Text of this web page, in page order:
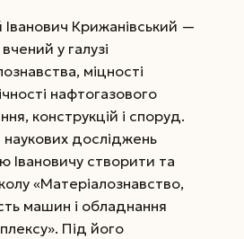
Іванович Крижанівський —
у галузі
міцності
нафтогазового
конструкцій і споруд.
наукових досліджень
Івановичу створити та
«Матеріалознавство,
машин і обладнання
Під його